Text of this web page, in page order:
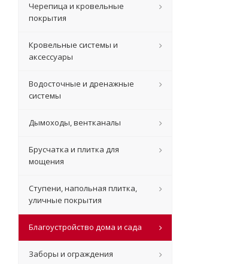
Черепица и кровельные
покрытия
Кровельные системы и
аксессуары
Водосточные и дренажные
системы
Дымоходы, вентканалы
Брусчатка и плитка для
мощения
Ступени, напольная плитка,
уличные покрытия
Благоустройство дома и сада
Заборы и ограждения